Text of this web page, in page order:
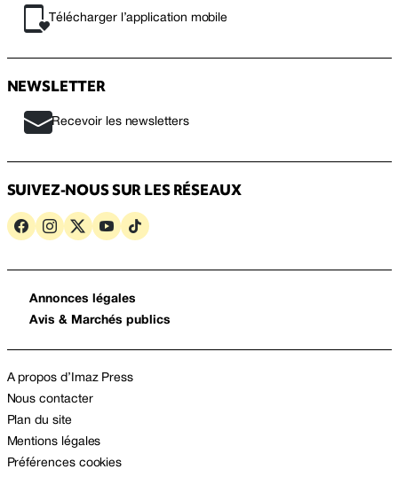
Télécharger l’application mobile
NEWSLETTER
Recevoir les newsletters
SUIVEZ-NOUS SUR LES RÉSEAUX
Annonces légales
Avis & Marchés publics
A propos d’Imaz Press
Nous contacter
Plan du site
Mentions légales
Préférences cookies